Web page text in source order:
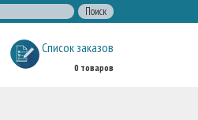
Список заказов
0 товаров